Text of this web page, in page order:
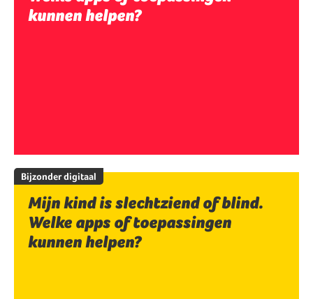
kunnen helpen?
Bijzonder digitaal
Mijn kind is slechtziend of blind.
Welke apps of toepassingen
kunnen helpen?